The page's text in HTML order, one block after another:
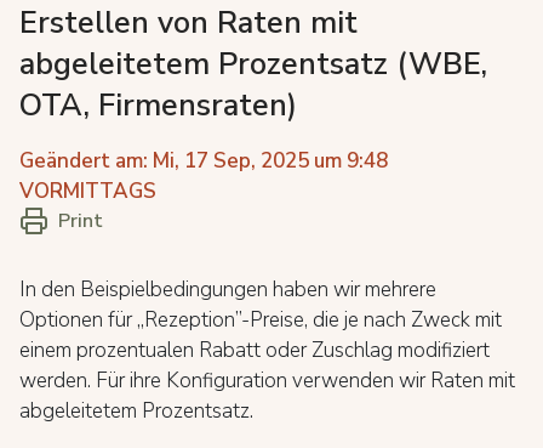
Erstellen von Raten mit
abgeleitetem Prozentsatz (WBE,
OTA, Firmensraten)
Geändert am: Mi, 17 Sep, 2025 um 9:48
VORMITTAGS
Print
In den Beispielbedingungen haben wir mehrere
Optionen für „Rezeption”-Preise, die je nach Zweck mit
einem prozentualen Rabatt oder Zuschlag modifiziert
werden. Für ihre Konfiguration verwenden wir Raten mit
abgeleitetem Prozentsatz.